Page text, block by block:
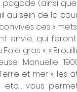
pagode (ainsi
au sein de la
ces «
envie, qui
gras », «
Manuelle
et mer »,
etc… vous